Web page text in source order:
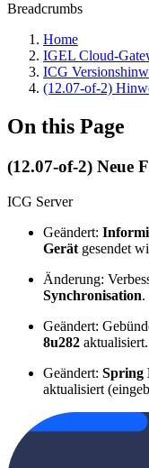
Breadcrumbs
Home
IGEL Cloud-
ICG
(12.07-of-2)
On this Page
(12.07-of-2) Neue
ICG Server
Geändert:
Gerät gesendet
Änderung:
Synchronisation.
Geändert:
8u282 aktualisiert.
Geändert: Spring
aktualisiert